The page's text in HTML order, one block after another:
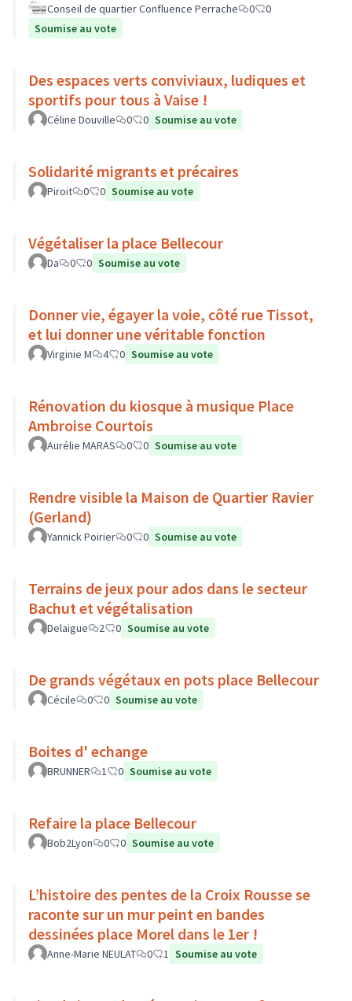
Conseil de quartier Confluence Perrache 0
0
Soumise au vote
Des espaces verts conviviaux, ludiques et
sportifs pour tous à Vaise !
Céline Douville 0 0 Soumise au vote
Solidarité migrants et précaires
Piroit 0 0 Soumise au vote
Végétaliser la place Bellecour
Da 0 0 Soumise au vote
Donner vie, égayer la voie, côté rue Tissot,
et lui donner une véritable fonction
Virginie M 4 0 Soumise au vote
Rénovation du kiosque à musique Place
Ambroise Courtois
Aurélie MARAS 0 0 Soumise au vote
Rendre visible la Maison de Quartier Ravier
(Gerland)
Yannick Poirier 0 0 Soumise au vote
Terrains de jeux pour ados dans le secteur
Bachut et végétalisation
Delaigue 2 0 Soumise au vote
De grands végétaux en pots place Bellecour
Cécile 0 0 Soumise au vote
Boites d' echange
BRUNNER 1 0 Soumise au vote
Refaire la place Bellecour
Bob2Lyon 0 0 Soumise au vote
L’histoire des pentes de la Croix Rousse se
raconte sur un mur peint en bandes
dessinées place Morel dans le 1er !
Anne-Marie NEULAT 0 1 Soumise au vote